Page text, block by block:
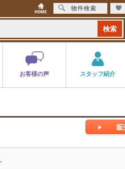
お客様の声 スタッフ紹介
物件検索